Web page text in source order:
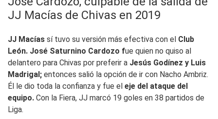
JJ Macías de Chivas en 2019
JJ Macías sí tuvo su versión más efectiva con el Club
León. José Saturnino Cardozo fue quien no quiso al
delantero para Chivas por preferir a Jesús Godínez y Luis
Madrigal; entonces salió la opción de ir con Nacho Ambriz.
Él le dio toda la confianza y fue el eje del ataque del
equipo. Con la Fiera, JJ marcó 19 goles en 38 partidos de
Liga.